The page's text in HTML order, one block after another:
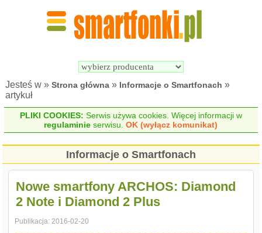
Jesteś w »Strona główna » Informacje o Smartfonach »
artykuł
PLIKI COOKIES: Serwis używa cookies. Więcej informacji w
regulaminie serwisu.OK (wyłącz komunikat)
Informacje o Smartfonach
Nowe smartfony ARCHOS: Diamond
2 Note i Diamond 2 Plus
Publikacja:2016-02-20